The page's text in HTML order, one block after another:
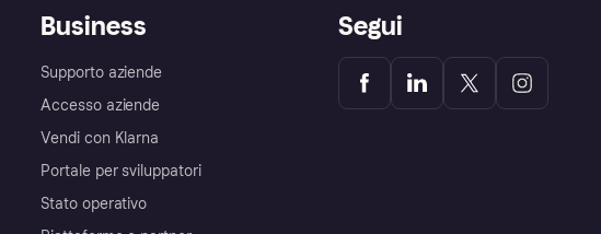
Business
Supporto aziende
Accesso aziende
Vendi con Klarna
Portale per sviluppatori
Stato operativo
Segui